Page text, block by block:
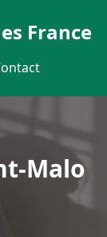
France
Malo